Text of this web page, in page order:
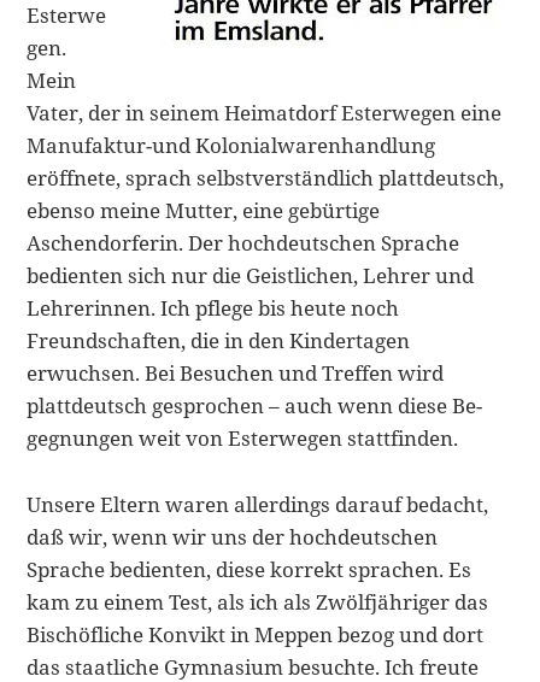
Esterwe
gen.
Mein
Vater, der in seinem Heimatdorf Esterwegen eine
Manufaktur-und Kolonialwarenhandlung
eröffnete, sprach selbst­verständlich plattdeutsch,
ebenso meine Mutter, eine gebürtige
Aschendorferin. Der hochdeutschen Sprache
bedienten sich nur die Geistlichen, Lehrer und
Lehre­rinnen. Ich pflege bis heute noch
Freundschaften, die in den Kindertagen
erwuchsen. Bei Besuchen und Treffen wird
plattdeutsch gesprochen – auch wenn diese Be­
gegnungen weit von Esterwegen stattfinden.
Unsere Eltern waren allerdings darauf bedacht,
daß wir, wenn wir uns der hochdeutschen
Sprache bedien­ten, diese korrekt sprachen. Es
kam zu einem Test, als ich als Zwölfjähriger das
Bischöfliche Konvikt in Meppen bezog und dort
das staatliche Gymnasium be­suchte. Ich freute